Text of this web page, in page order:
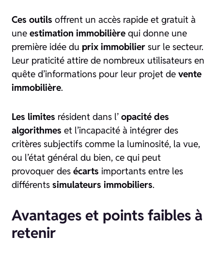
Ces outils offrent un accès rapide et gratuit à
une estimation immobilière qui donne une
première idée du prix immobilier sur le secteur.
Leur praticité attire de nombreux utilisateurs en
quête d’informations pour leur projet de vente
immobilière.
Les limites résident dans l’ opacité des
algorithmes et l’incapacité à intégrer des
critères subjectifs comme la luminosité, la vue,
ou l’état général du bien, ce qui peut
provoquer des écarts importants entre les
différents simulateurs immobiliers.
Avantages et points faibles à
retenir